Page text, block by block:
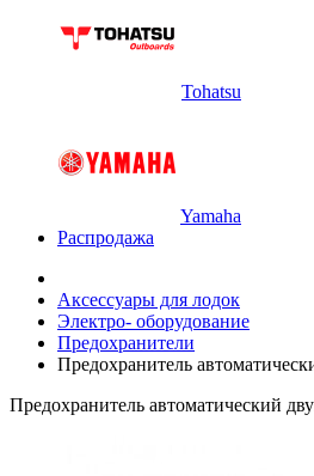
Tohatsu
Yamaha
Распродажа
Аксессуары для лодок
Электро- оборудование
Предохранители
Предохранитель
Предохранитель автоматический